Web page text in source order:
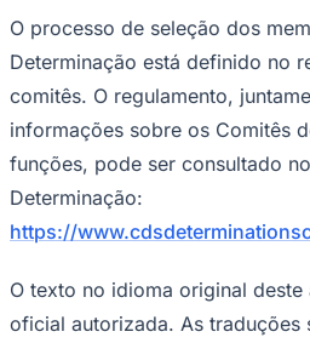
O processo de seleção dos
Determinação está definido no
comitês. O regulamento,
informações sobre os Comitês
funções, pode ser consultado
Determinação:
https://
O texto no idioma original deste
oficial autorizada. As traduções